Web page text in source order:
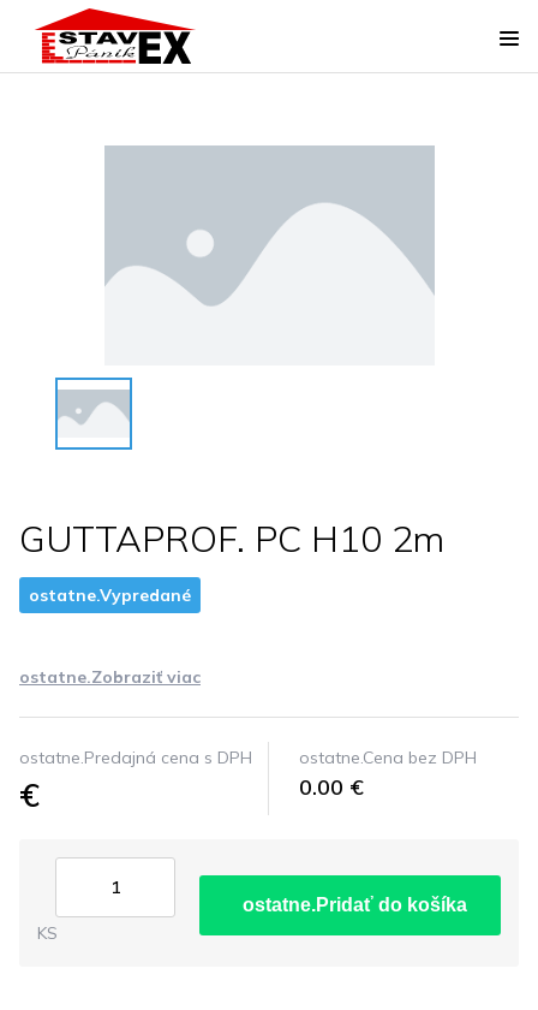
GUTTAPROF. PC H10 2m
ostatne.Vypredané
ostatne.Zobraziť viac
ostatne.Predajná cena s DPH
€
ostatne.Cena bez DPH
0.00 €
KS
ostatne.Pridať do košíka